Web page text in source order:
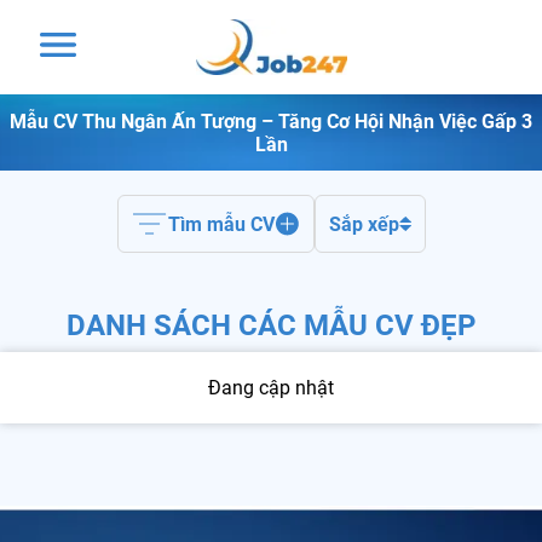
Mẫu CV Thu Ngân Ấn Tượng – Tăng Cơ Hội Nhận Việc Gấp 3
Lần
Tìm mẫu CV Sắp xếp
DANH SÁCH CÁC MẪU CV ĐẸP
Đang cập nhật